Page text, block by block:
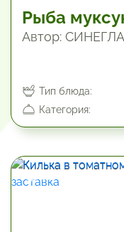
Рыба
Автор:
Тип блюда:
Категория: